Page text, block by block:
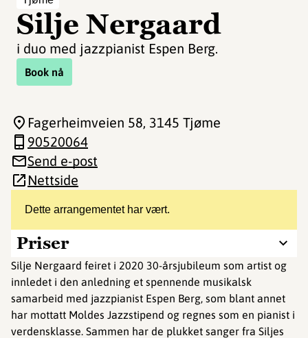
Silje Nergaard
i duo med jazzpianist Espen Berg.
Book nå
Dette arrangementet har vært.
Priser
Silje Nergaard feiret i 2020 30-årsjubileum som artist og
innledet i den anledning et spennende musikalsk
samarbeid med jazzpianist Espen Berg, som blant annet
har mottatt Moldes Jazzstipend og regnes som en pianist i
verdensklasse. Sammen har de plukket sanger fra Siljes
Fagerheimveien 58, 3145 Tjøme
90520064
Send e-post
Nettside